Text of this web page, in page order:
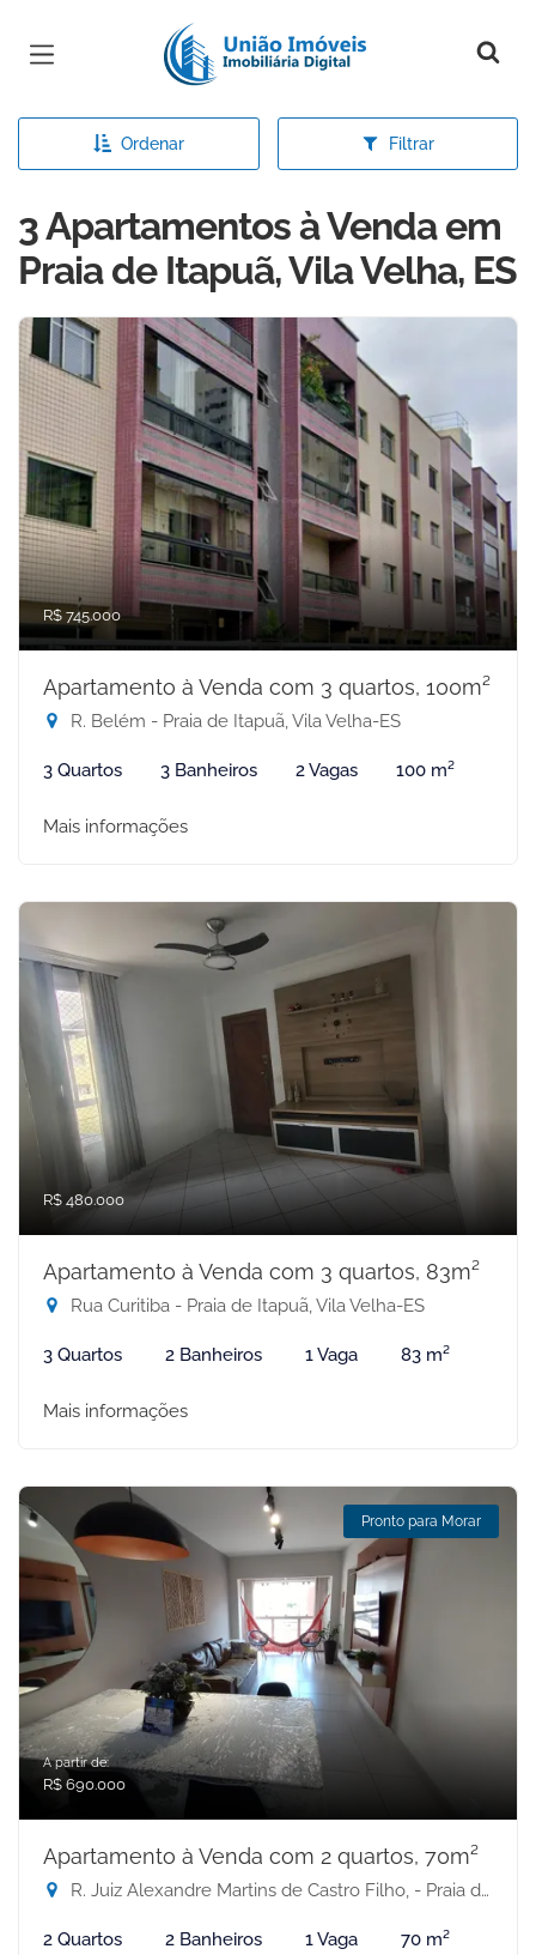
Página inicial
Ordenar Filtrar
3 Apartamentos à Venda em
Praia de Itapuã, Vila Velha, ES
R$ 745.000
Apartamento à Venda com 3 quartos, 100m²
R. Belém - Praia de Itapuã, Vila Velha-ES
3 Quartos 3 Banheiros 2 Vagas 100 m²
Mais informações
R$ 480.000
Apartamento à Venda com 3 quartos, 83m²
Rua Curitiba - Praia de Itapuã, Vila Velha-ES
3 Quartos 2 Banheiros 1 Vaga 83 m²
Mais informações
Pronto para Morar
A partir de:
R$ 690.000
Apartamento à Venda com 2 quartos, 70m²
R. Juiz Alexandre Martins de Castro Filho, - Praia de Itapuã, Vila Velha-ES
2 Quartos 2 Banheiros 1 Vaga 70 m²